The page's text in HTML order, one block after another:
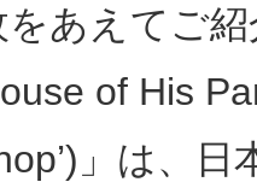
あえてご
of His
」は、